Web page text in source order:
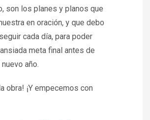
son los planes y planos que
en oración, y que debo
cada día, para poder
meta final antes de
año.
obra! ¡Y empecemos con